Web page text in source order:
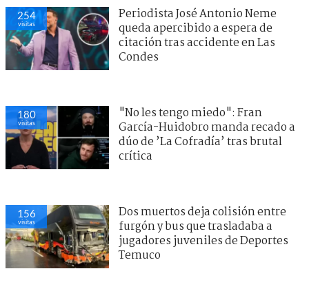
254
visitas
Periodista José Antonio Neme
queda apercibido a espera de
citación tras accidente en Las
Condes
180
visitas
"No les tengo miedo": Fran
García-Huidobro manda recado a
dúo de ’La Cofradía’ tras brutal
crítica
156
visitas
Dos muertos deja colisión entre
furgón y bus que trasladaba a
jugadores juveniles de Deportes
Temuco